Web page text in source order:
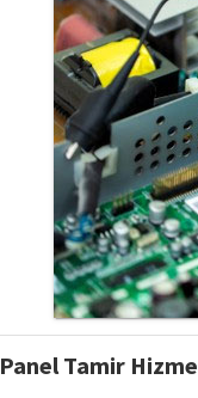
Panel Tamir